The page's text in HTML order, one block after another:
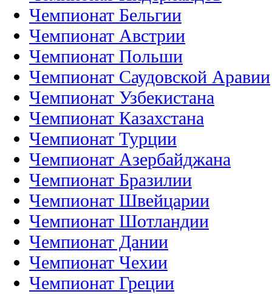
Чемпионат Бельгии
Чемпионат Австрии
Чемпионат Польши
Чемпионат Саудовской Аравии
Чемпионат Узбекистана
Чемпионат Казахстана
Чемпионат Турции
Чемпионат Азербайджана
Чемпионат Бразилии
Чемпионат Швейцарии
Чемпионат Шотландии
Чемпионат Дании
Чемпионат Чехии
Чемпионат Греции